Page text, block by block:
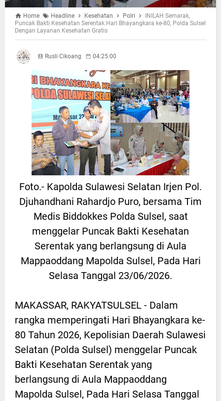
Home Headline Kesehatan Polri
INILAH Semarak,
Puncak Bakti Kesehatan Serentak Hari Bhayangkara ke-80, Polda Sulsel
Dengan Layanan Kesehatan Gratis
Rusli Cikoang 04:25:00
Foto.- Kapolda Sulawesi Selatan Irjen Pol.
Djuhandhani Rahardjo Puro, bersama Tim
Medis Biddokkes Polda Sulsel, saat
menggelar Puncak Bakti Kesehatan
Serentak yang berlangsung di Aula
Mappaoddang Mapolda Sulsel, Pada Hari
Selasa Tanggal 23/06/2026.
MAKASSAR, RAKYATSULSEL - Dalam
rangka memperingati Hari Bhayangkara ke-
80 Tahun 2026, Kepolisian Daerah Sulawesi
Selatan (Polda Sulsel) menggelar Puncak
Bakti Kesehatan Serentak yang
berlangsung di Aula Mappaoddang
Mapolda Sulsel, Pada Hari Selasa Tanggal